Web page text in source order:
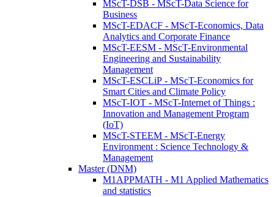
MScT-DSB - MScT-Data Science for
Business
MScT-EDACF - MScT-Economics, Data
Analytics and Corporate Finance
MScT-EESM - MScT-Environmental
Engineering and Sustainability
Management
MScT-ESCLiP - MScT-Economics for
Smart Cities and Climate Policy
MScT-IOT - MScT-Internet of Things :
Innovation and Management Program
(IoT)
MScT-STEEM - MScT-Energy
Environment : Science Technology &
Management
Master (DNM)
M1APPMATH - M1 Applied Mathematics
and statistics